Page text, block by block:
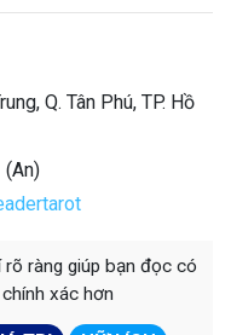
Q. Tân Phú, TP. Hồ
rõ ràng giúp bạn đọc có
xác hơn